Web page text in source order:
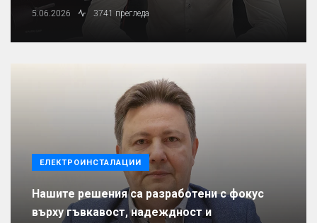
5.06.2026 3741 прегледа
ЕЛЕКТРОИНСТАЛАЦИИ
Нашите решения са разработени с фокус
върху гъвкавост, надеждност и